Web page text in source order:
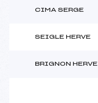
CIMA SERGE
SEIGLE HERVE
BRIGNON HERVE